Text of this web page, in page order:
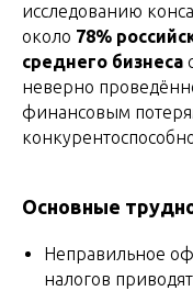
исследованию
около 78%
среднего бизнеса
неверно
финансовым
Основные
Неправильное
налогов